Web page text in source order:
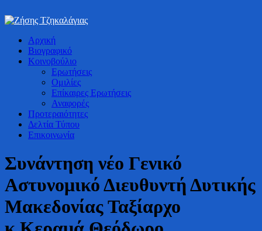
Ζήσης Τζηκαλάγιας
Bουλευτής Ν. Καστοριάς
Αρχική
Βιογραφικό
Κοινοβούλιο
Ερωτήσεις
Ομιλίες
Επίκαιρες Ερωτήσεις
Αναφορές
Προτεραιότητες
Δελτία Τύπου
Επικοινωνία
Συνάντηση νέο Γενικό
Αστυνομικό Διευθυντή Δυτικής
Μακεδονίας Ταξίαρχο